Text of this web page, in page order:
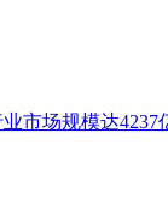
市场规模达4237